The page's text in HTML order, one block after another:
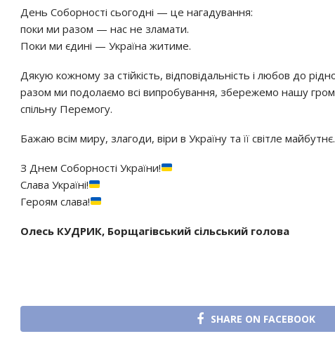
День Соборності сьогодні — це нагадування:
поки ми разом — нас не зламати.
Поки ми єдині — Україна житиме.
Дякую кожному за стійкість, відповідальність і любов до
разом ми подолаємо всі випробування, збережемо нашу
спільну Перемогу.
Бажаю всім миру, злагоди, віри в Україну та її світле майбутнє.
З Днем Соборності України!
Слава Україні!
Героям слава!
Олесь КУДРИК, Борщагівський сільський голова
SHARE ON FACEBOOK